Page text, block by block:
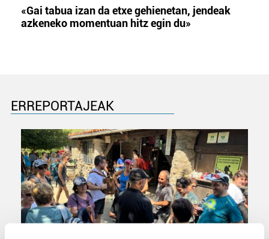
«Gai tabua izan da etxe gehienetan, jendeak
azkeneko momentuan hitz egin du»
ERREPORTAJEAK